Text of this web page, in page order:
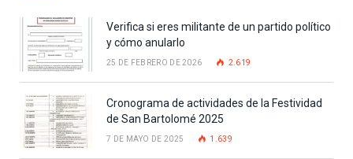
Verifica si eres militante de un partido político
y cómo anularlo
25 DE FEBRERO DE 2026 2.619
Cronograma de actividades de la Festividad
de San Bartolomé 2025
7 DE MAYO DE 2025 1.639